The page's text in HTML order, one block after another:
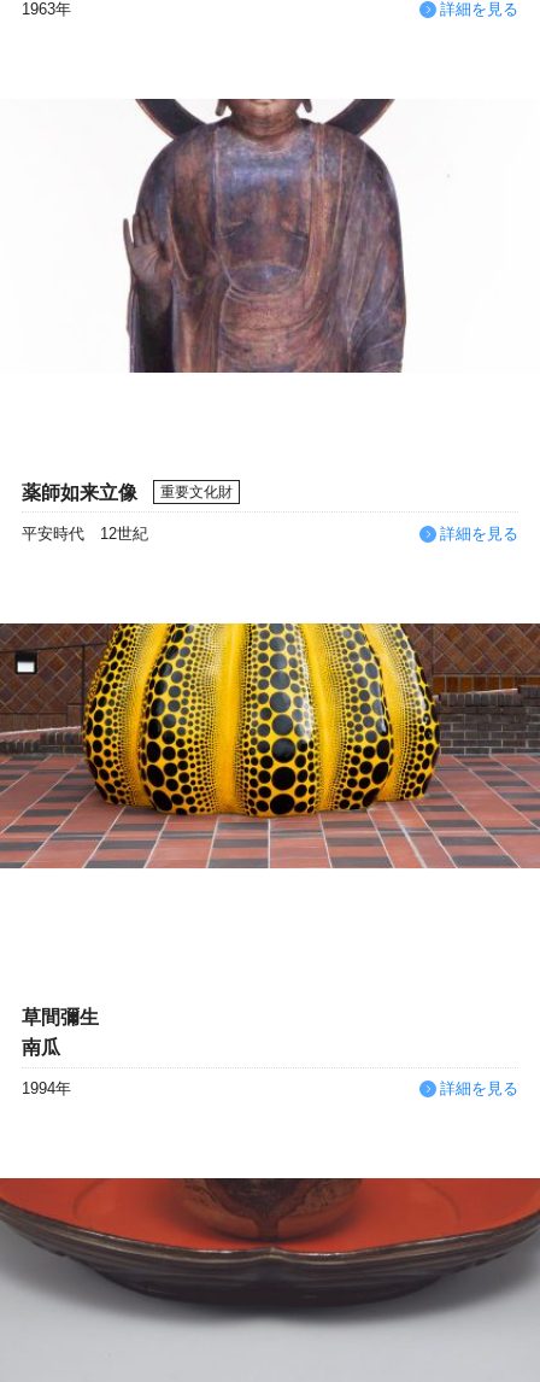
1963年 詳細を見る
薬師如来立像 重要文化財
平安時代 12世紀 詳細を見る
草間彌生
南瓜
1994年 詳細を見る